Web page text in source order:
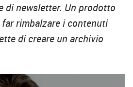
di newsletter. Un prodotto
rimbalzare i contenuti
di creare un archivio